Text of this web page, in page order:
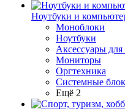
Ноутбуки и
Моноблоки
Ноутбуки
Аксессуары
Мониторы
Оргтехника
Системные
Ещё 2